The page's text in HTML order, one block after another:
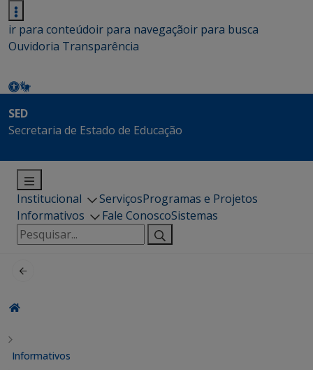
ir para conteúdoir para navegaçãoir para busca
Ouvidoria Transparência
SED
Secretaria de Estado de Educação
Institucional ServiçosProgramas e Projetos
Informativos
Fale ConoscoSistemas
Pesquisar
por:
Informativos